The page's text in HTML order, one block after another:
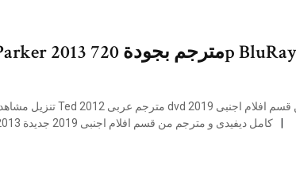
جديدة: تحميل و مشاهدة فيلم الجريمة و الاثارة parker 2013 كامل ديفيدى و مترجم من قسم افلام اجنبى 2019 جديدة